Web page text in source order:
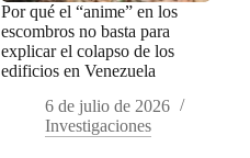
Por qué el “anime” en los
escombros no basta para
explicar el colapso de los
edificios en Venezuela
6 de julio de 2026
Investigaciones